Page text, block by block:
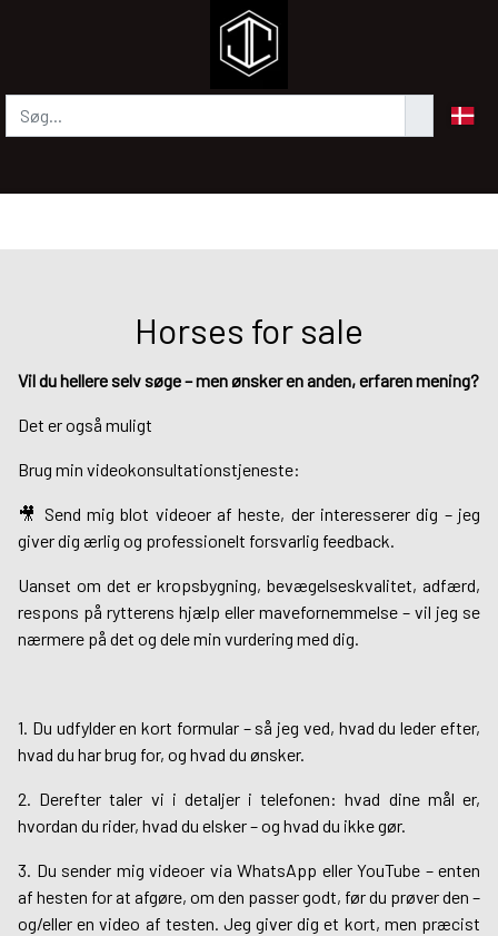
Horses for sale
Vil du hellere selv søge – men ønsker en anden, erfaren mening?
Det er også muligt
Brug min videokonsultationstjeneste:
🎥 Send mig blot videoer af heste, der interesserer dig – jeg
giver dig ærlig og professionelt forsvarlig feedback.
Uanset om det er kropsbygning, bevægelseskvalitet, adfærd,
respons på rytterens hjælp eller mavefornemmelse – vil jeg se
nærmere på det og dele min vurdering med dig.
1. Du udfylder en kort formular – så jeg ved, hvad du leder efter,
hvad du har brug for, og hvad du ønsker.
2. Derefter taler vi i detaljer i telefonen: hvad dine mål er,
hvordan du rider, hvad du elsker – og hvad du ikke gør.
3. Du sender mig videoer via WhatsApp eller YouTube – enten
af hesten for at afgøre, om den passer godt, før du prøver den –
og/eller en video af testen. Jeg giver dig et kort, men præcist